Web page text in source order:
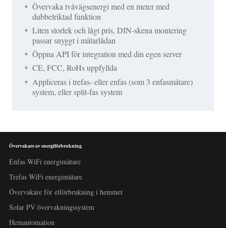
Övervaka tvåvägsenergi med en meter med
dubbelriktad funktion
Liten storlek och lågt pris, DIN-skena montering
passar snyggt i mätarlådan
Öppna API för integration med din egen server
CE, FCC, RoHs uppfyllda
Appliceras i trefas- eller enfas (som 3 enfasmätare)
system, eller split-fas system
Övervakare av energiförbrukning
Enfas WiFi energimätare
Trefas WiFi energimätare
Övervakare för elförbrukning i hemmet
Solar PV övervakningssystem
Hemautomation